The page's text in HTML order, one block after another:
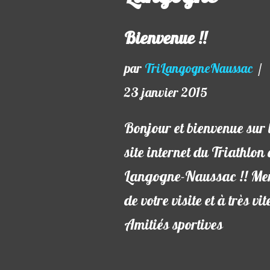
Bienvenue !!
par TriLangogneNaussac
23 janvier 2015
Bonjour et bienvenue sur
site internet du Triathlon
Langogne-Naussac !!
de votre visite et à très
Amitiés sportives